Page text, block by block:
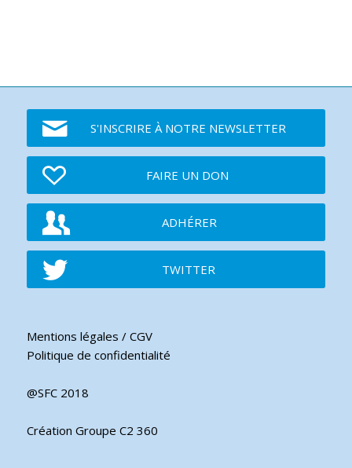
S'INSCRIRE À NOTRE NEWSLETTER
FAIRE UN DON
ADHÉRER
TWITTER
Mentions légales / CGV
Politique de confidentialité
@SFC 2018
Création Groupe C2 360